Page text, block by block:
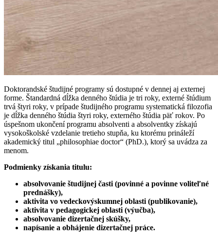
Doktorandské študijné programy sú dostupné v dennej aj externej
forme. Štandardná dĺžka denného štúdia je tri roky, externé štúdium
trvá štyri roky, v prípade študijného programu systematická filozofia
je dĺžka denného štúdia štyri roky, externého štúdia päť rokov. Po
úspešnom ukončení programu absolventi a absolventky získajú
vysokoškolské vzdelanie tretieho stupňa, ku ktorému prináleží
akademický titul „philosophiae doctor“ (PhD.), ktorý sa uvádza za
menom.
Podmienky získania titulu:
absolvovanie študijnej časti (povinné a povinne voliteľné
prednášky),
aktivita vo vedeckovýskumnej oblasti (publikovanie),
aktivita v pedagogickej oblasti (výučba),
absolvovanie dizertačnej skúšky,
napísanie a obhájenie dizertačnej práce.